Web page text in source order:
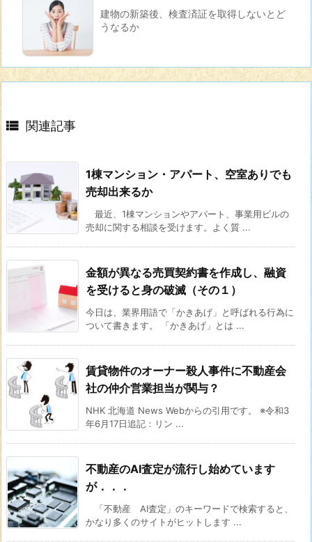
建物の新築後、検査済証を取得しないとど
うなるか
 関連記事
1棟マンション・アパート、空室ありでも
売却出来るか
最近、1棟マンションやアパート、事業用ビルの
売却に関する相談を受けます。よく質 ...
金額が異なる売買契約書を作成し、融資
を受けると身の破滅（その１）
今日は、業界用語で「かきあげ」と呼ばれる行為に
ついて書きます。 「かきあげ」とは ...
賃貸物件のオーナー殺人事件に不動産会
社の仲介営業担当が関与？
NHK 北海道 News Webからの引用です。 ※令和3
年6月17日追記：リン ...
不動産のAI査定が流行し始めています
が．．．
「不動産 AI査定」のキーワードで検索すると、
かなり多くのサイトがヒットします ...